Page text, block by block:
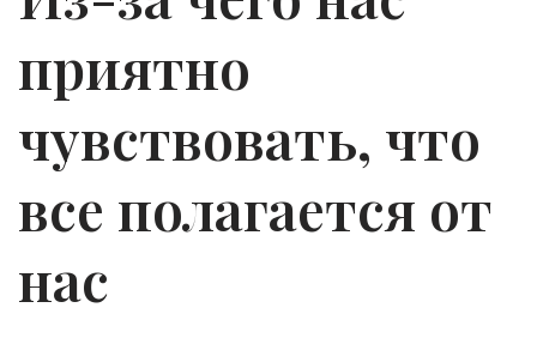
приятно
чувствовать, что
все полагается от
нас